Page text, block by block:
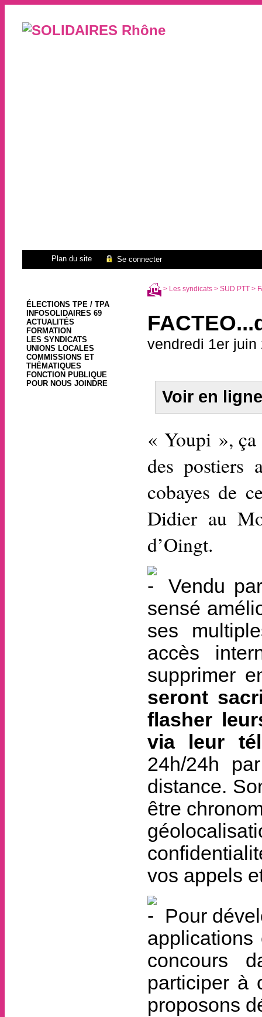
Plan du site Se connecter
ÉLECTIONS TPE / TPA
INFOSOLIDAIRES 69
ACTUALITÉS
FORMATION
LES SYNDICATS
UNIONS LOCALES
COMMISSIONS ET
THÉMATIQUES
FONCTION PUBLIQUE
POUR NOUS JOINDRE
> Les syndicats> SUD PTT>
vendredi 1er
Voir en
« Youpi », ça
des
cobayes de
Didier au
d’Oingt.
Vendu
sensé
ses
accès
supprimer
seront
flasher
via leur
24h/24h
distance.
être
vos appels
Pour
concours
participer à
proposons